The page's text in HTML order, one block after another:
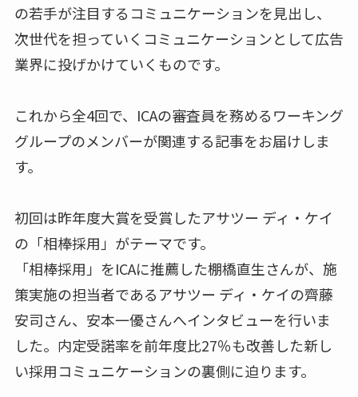
の若手が注目するコミュニケーションを見出し、
次世代を担っていくコミュニケーションとして広告
業界に投げかけていくものです。
これから全4回で、ICAの審査員を務めるワーキング
グループのメンバーが関連する記事をお届けしま
す。
初回は昨年度大賞を受賞したアサツー ディ・ケイ
の「相棒採用」がテーマです。
「相棒採用」をICAに推薦した棚橋直生さんが、施
策実施の担当者であるアサツー ディ・ケイの齊藤
安司さん、安本一優さんへインタビューを行いま
した。内定受諾率を前年度比27％も改善した新し
い採用コミュニケーションの裏側に迫ります。